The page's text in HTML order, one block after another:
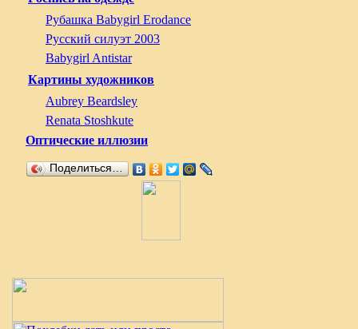
Рубашка Babygirl Erodance
Русский силуэт 2003
Babygirl Antistar
Картины художников
Aubrey Beardsley
Renata Stoshkute
Оптические иллюзии
Поделиться…